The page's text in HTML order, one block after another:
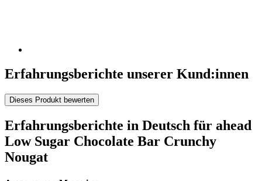
Erfahrungsberichte unserer Kund:innen
Dieses Produkt bewerten
Erfahrungsberichte in Deutsch für ahead
Low Sugar Chocolate Bar Crunchy
Nougat